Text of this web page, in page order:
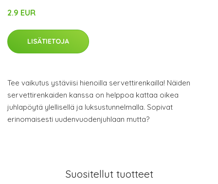
2.9 EUR
LISÄTIETOJA
Tee vaikutus ystäviisi hienoilla servettirenkailla! Näiden
servettirenkaiden kanssa on helppoa kattaa oikea
juhlapöytä ylellisellä ja luksustunnelmalla. Sopivat
erinomaisesti uudenvuodenjuhlaan mutta?
Suositellut tuotteet